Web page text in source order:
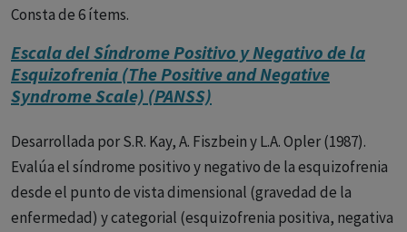
Consta de 6 ítems.
Escala del Síndrome Positivo y Negativo de la
Esquizofrenia (The Positive and Negative
Syndrome Scale) (PANSS)
Desarrollada por S.R. Kay, A. Fiszbein y L.A. Opler (1987).
Evalúa el síndrome positivo y negativo de la esquizofrenia
desde el punto de vista dimensional (gravedad de la
enfermedad) y categorial (esquizofrenia positiva, negativa